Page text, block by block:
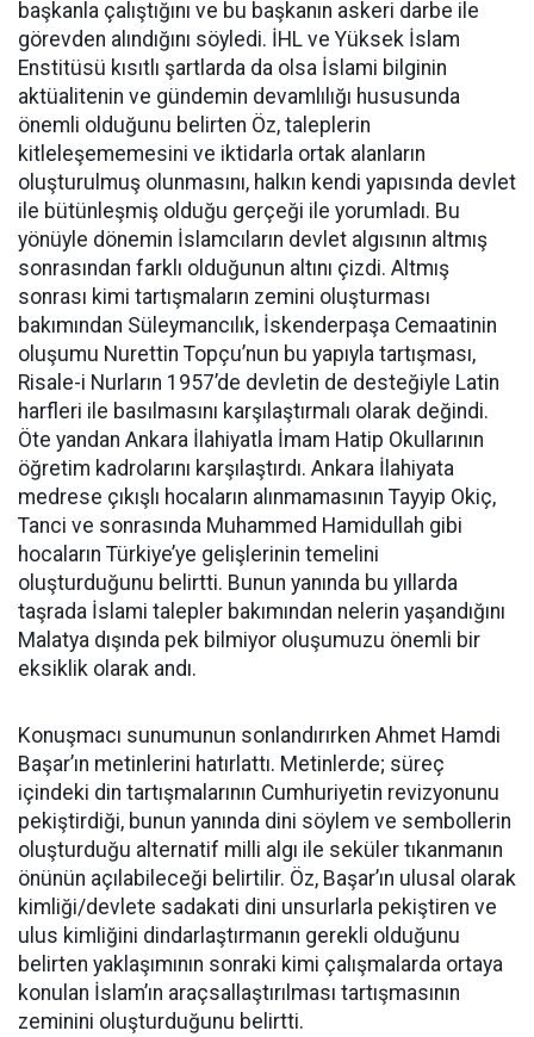
başkanla çalıştığını ve bu başkanın askeri darbe ile
görevden alındığını söyledi. İHL ve Yüksek İslam
Enstitüsü kısıtlı şartlarda da olsa İslami bilginin
aktüalitenin ve gündemin devamlılığı hususunda
önemli olduğunu belirten Öz, taleplerin
kitleleşememesini ve iktidarla ortak alanların
oluşturulmuş olunmasını, halkın kendi yapısında devlet
ile bütünleşmiş olduğu gerçeği ile yorumladı. Bu
yönüyle dönemin İslamcıların devlet algısının altmış
sonrasından farklı olduğunun altını çizdi. Altmış
sonrası kimi tartışmaların zemini oluşturması
bakımından Süleymancılık, İskenderpaşa Cemaatinin
oluşumu Nurettin Topçu’nun bu yapıyla tartışması,
Risale-i Nurların 1957’de devletin de desteğiyle Latin
harfleri ile basılmasını karşılaştırmalı olarak değindi.
Öte yandan Ankara İlahiyatla İmam Hatip Okullarının
öğretim kadrolarını karşılaştırdı. Ankara İlahiyata
medrese çıkışlı hocaların alınmamasının Tayyip Okiç,
Tanci ve sonrasında Muhammed Hamidullah gibi
hocaların Türkiye’ye gelişlerinin temelini
oluşturduğunu belirtti. Bunun yanında bu yıllarda
taşrada İslami talepler bakımından nelerin yaşandığını
Malatya dışında pek bilmiyor oluşumuzu önemli bir
eksiklik olarak andı.
Konuşmacı sunumunun sonlandırırken Ahmet Hamdi
Başar’ın metinlerini hatırlattı. Metinlerde; süreç
içindeki din tartışmalarının Cumhuriyetin revizyonunu
pekiştirdiği, bunun yanında dini söylem ve sembollerin
oluşturduğu alternatif milli algı ile seküler tıkanmanın
önünün açılabileceği belirtilir. Öz, Başar’ın ulusal olarak
kimliği/devlete sadakati dini unsurlarla pekiştiren ve
ulus kimliğini dindarlaştırmanın gerekli olduğunu
belirten yaklaşımının sonraki kimi çalışmalarda ortaya
konulan İslam’ın araçsallaştırılması tartışmasının
zeminini oluşturduğunu belirtti.